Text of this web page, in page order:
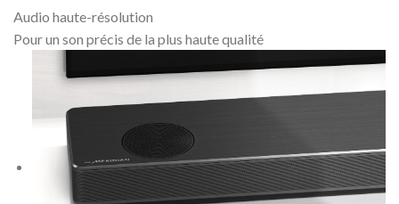
Audio haute-résolution
Pour un son précis de la plus haute qualité